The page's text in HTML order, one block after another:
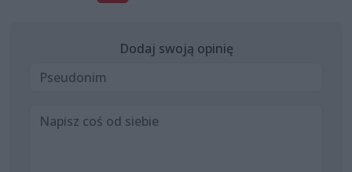
Dodaj swoją opinię